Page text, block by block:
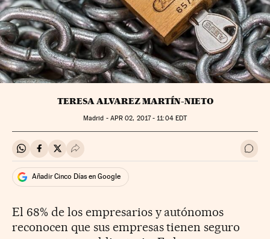
TERESA ALVAREZ MARTÍN-NIETO
Madrid - APR 02, 2017 - 11:04EDT
Compartir en Whatsapp
Compartir en Facebook
Compartir en Twitter
Desplegar Redes Sociales Ir a
Añadir Cinco Días en Google
El 68% de los empresarios y autónomos
reconocen que sus empresas tienen seguro